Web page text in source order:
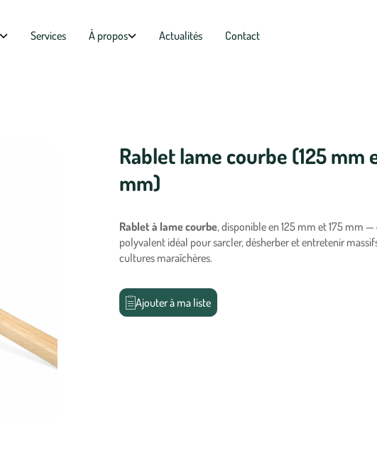
Services À propos Actualités Contact
Rablet lame courbe (125 mm
mm)
Rablet à lame courbe, disponible en 125 mm et 175 mm
polyvalent idéal pour sarcler, désherber et entretenir
cultures maraîchères.
Ajouter à ma liste